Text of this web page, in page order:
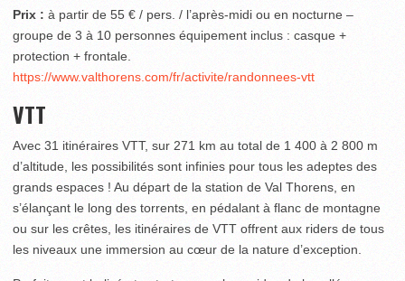
Prix : à partir de 55 € / pers. / l’après-midi ou en nocturne –
groupe de 3 à 10 personnes équipement inclus : casque +
protection + frontale.
https://www.valthorens.com/fr/activite/randonnees-vtt
VTT
Avec 31 itinéraires VTT, sur 271 km au total de 1 400 à 2 800 m
d’altitude, les possibilités sont infinies pour tous les adeptes des
grands espaces ! Au départ de la station de Val Thorens, en
s’élançant le long des torrents, en pédalant à flanc de montagne
ou sur les crêtes, les itinéraires de VTT offrent aux riders de tous
les niveaux une immersion au cœur de la nature d’exception.